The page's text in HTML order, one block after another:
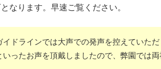
なります。早速ご覧ください。
ドラインでは大声での発声を控えていた
いったお声を頂戴しましたので、弊園では